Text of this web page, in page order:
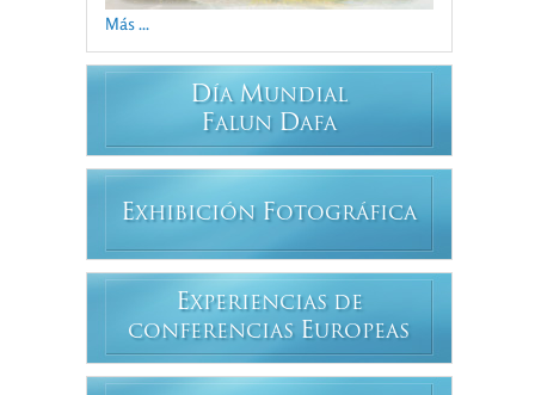
Más ...
DÍA MUNDIAL
FALUN DAFA
EXHIBICIÓN FOTOGRÁFICA
EXPERIENCIAS DE
CONFERENCIAS EUROPEAS